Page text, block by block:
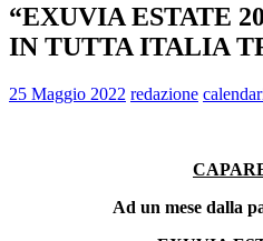
“EXUVIA ESTATE
IN TUTTA ITALIA
25 Maggio 2022 redazione
Ad un mese dalla